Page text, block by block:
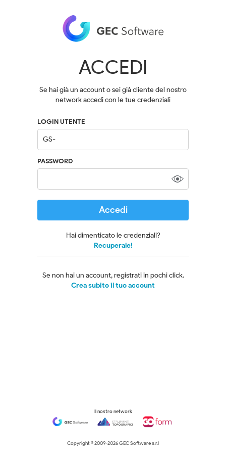
ACCEDI
Se hai già un account o sei già cliente del nostro
network accedi con le tue credenziali
LOGIN UTENTE
PASSWORD
Accedi
Hai dimenticato le credenziali?
Recuperale!
Se non hai un account, registrati in pochi click.
Crea subito il tuo account
Copyright © 2009-2026 GEC Software s.r.l
Il nostro network